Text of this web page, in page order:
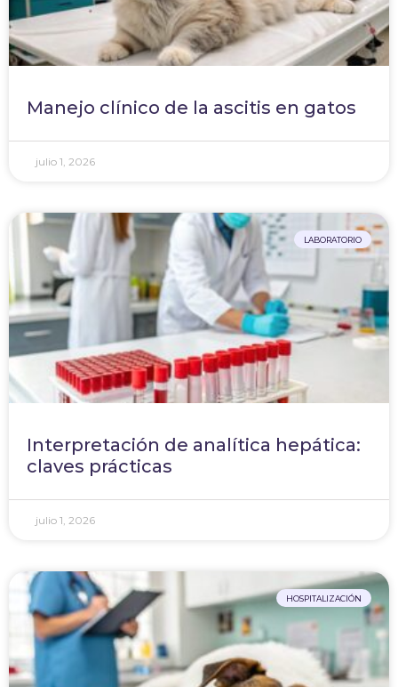
Manejo clínico de la ascitis en gatos
julio 1, 2026
LABORATORIO
Interpretación de analítica hepática:
claves prácticas
julio 1, 2026
HOSPITALIZACIÓN